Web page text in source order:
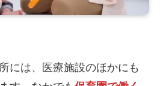
には、医療施設のほかにも